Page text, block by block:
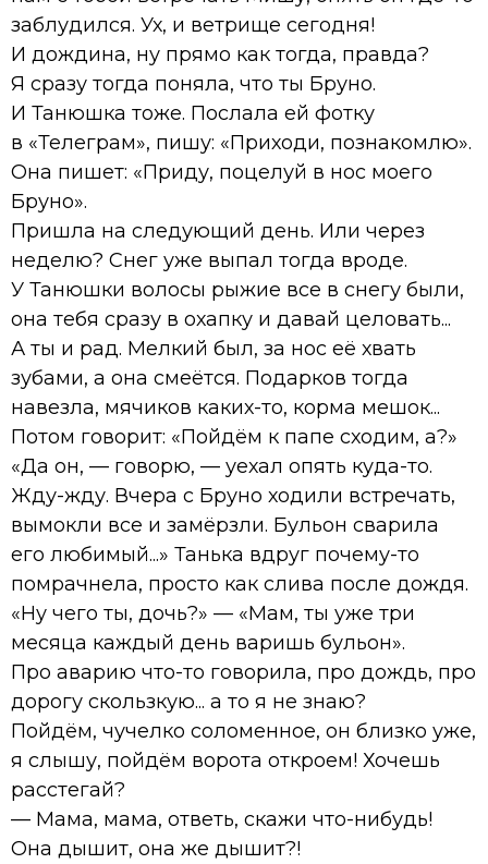
заблудился. Ух, и ветрище сегодня!
И дождина, ну прямо как тогда, правда?
Я сразу тогда поняла, что ты Бруно.
И Танюшка тоже. Послала ей фотку
в «Телеграм», пишу: «Приходи, познакомлю».
Она пишет: «Приду, поцелуй в нос моего
Бруно».
Пришла на следующий день. Или через
неделю? Снег уже выпал тогда вроде.
У Танюшки волосы рыжие все в снегу были,
она тебя сразу в охапку и давай целовать...
А ты и рад. Мелкий был, за нос её хвать
зубами, а она смеётся. Подарков тогда
навезла, мячиков каких-то, корма мешок...
Потом говорит: «Пойдём к папе сходим, а?»
«Да он, — говорю, — уехал опять куда-то.
Жду-жду. Вчера с Бруно ходили встречать,
вымокли все и замёрзли. Бульон сварила
его любимый...» Танька вдруг почему-то
помрачнела, просто как слива после дождя.
«Ну чего ты, дочь?» — «Мам, ты уже три
месяца каждый день варишь бульон».
Про аварию что-то говорила, про дождь, про
дорогу скользкую... а то я не знаю?
Пойдём, чучелко соломенное, он близко уже,
я слышу, пойдём ворота откроем! Хочешь
расстегай?
— Мама, мама, ответь, скажи что-нибудь!
Она дышит, она же дышит?!